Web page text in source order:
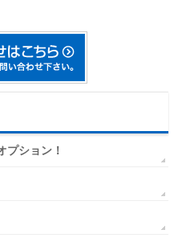
プション！